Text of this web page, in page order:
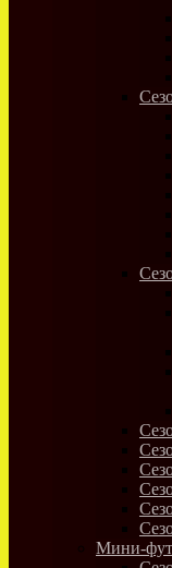
Мини-